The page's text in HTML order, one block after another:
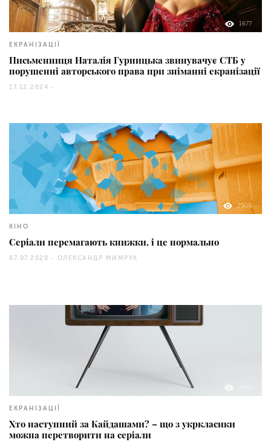
1677
ЕКРАНІЗАЦІЇ
Письменниця Наталія Гурницька звинувачує СТБ у
порушенні авторського права при зніманні екранізації
17.12.2024 -
2909
КІНО
Серіали перемагають книжки, і це нормально
07.07.2020 - ОЛЕКСАНДР МИМРУК
ЕКРАНІЗАЦІЇ
Хто наступний за Кайдашами? – що з укркласики
можна перетворити на серіали